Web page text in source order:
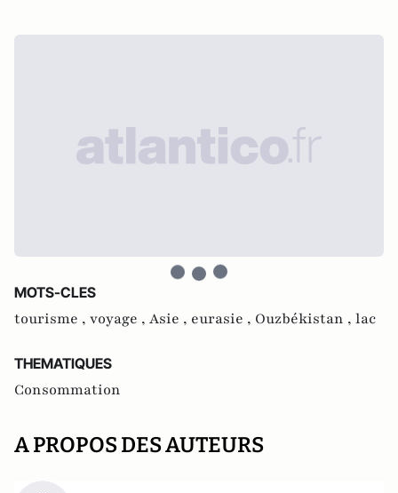
MOTS-CLES
tourisme , voyage , Asie , eurasie , Ouzbékistan , lac
THEMATIQUES
Consommation
A PROPOS DES AUTEURS